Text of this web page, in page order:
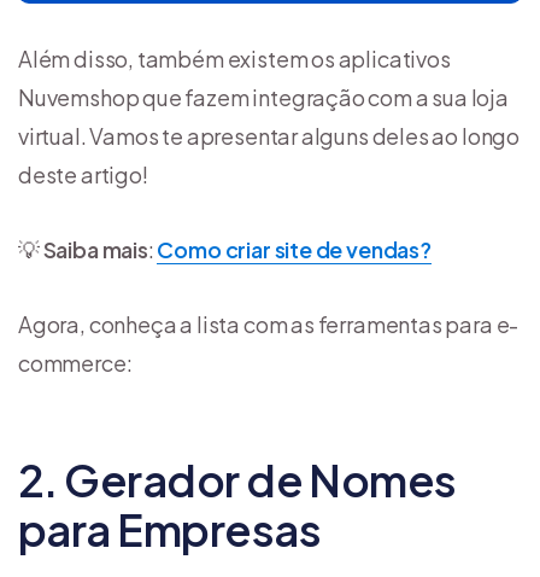
Além disso, também existem os aplicativos
Nuvemshop que fazem integração com a sua loja
virtual. Vamos te apresentar alguns deles ao longo
deste artigo!
💡Saiba mais: Como criar site de vendas?
Agora, conheça a lista com as ferramentas para e-
commerce:
2. Gerador de Nomes
para Empresas